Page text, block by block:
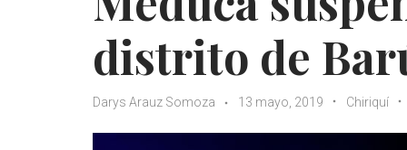
distrito de
Darys Arauz Somoza 13 mayo, 2019 Chiriquí